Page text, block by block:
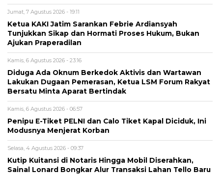
Jumat, 7 Agustus 2026 - 19:11
Ketua KAKI Jatim Sarankan Febrie Ardiansyah
Tunjukkan Sikap dan Hormati Proses Hukum, Bukan
Ajukan Praperadilan
Kamis, 6 Agustus 2026 - 23:16
Diduga Ada Oknum Berkedok Aktivis dan Wartawan
Lakukan Dugaan Pemerasan, Ketua LSM Forum Rakyat
Bersatu Minta Aparat Bertindak
Kamis, 6 Agustus 2026 - 06:57
Penipu E-Tiket PELNI dan Calo Tiket Kapal Diciduk, Ini
Modusnya Menjerat Korban
Selasa, 4 Agustus 2026 - 09:37
Kutip Kuitansi di Notaris Hingga Mobil Diserahkan,
Sainal Lonard Bongkar Alur Transaksi Lahan Tello Baru